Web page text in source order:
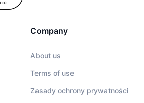
Company
About us
Terms of use
Zasady ochrony prywatności